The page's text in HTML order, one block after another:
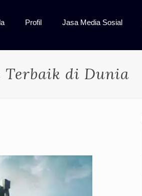
Profil Jasa Media Sosial
Terbaik di Dunia